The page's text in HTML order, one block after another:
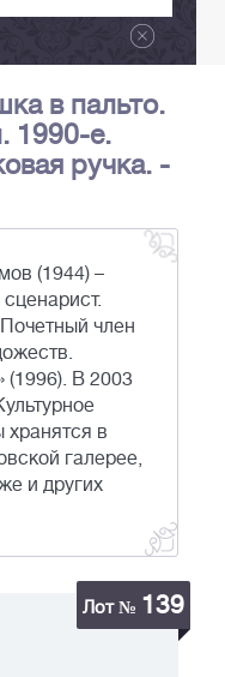
в пальто.
1990-е.
ручка. -
(1944) –
член
(1996). В 2003
хранятся в
галерее,
и других
Лот № 139